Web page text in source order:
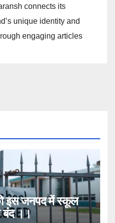
connects its
unique identity and
engaging articles
इस जनपद में स्कूल
बंद ।।